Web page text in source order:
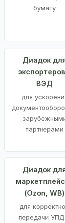
бумагу
Диадок
ВЭД
для
партнерами
Диадок
(Ozon, WB)
для
передачи